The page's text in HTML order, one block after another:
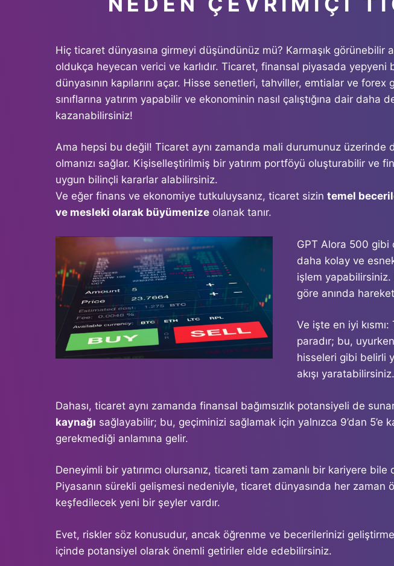
Hiç ticaret dünyasına girmeyi düşündünüz mü? Karmaşık görünebilir
oldukça heyecan verici ve karlıdır. Ticaret, finansal piyasada yepyeni
dünyasının kapılarını açar. Hisse senetleri, tahviller, emtialar ve forex
sınıflarına yatırım yapabilir ve ekonominin nasıl çalıştığına dair daha
kazanabilirsiniz!
Ama hepsi bu değil! Ticaret aynı zamanda mali durumunuz üzerinde
olmanızı sağlar. Kişiselleştirilmiş bir yatırım portföyü oluşturabilir ve
uygun bilinçli kararlar alabilirsiniz.
Ve eğer finans ve ekonomiye tutkuluysanız, ticaret sizin temel
ve mesleki olarak büyümenize olanak tanır.
GPT Alora 500 gibi
daha kolay ve
işlem
göre anında
Ve işte en iyi
paradır; bu,
hisseleri gibi belirli
akışı yaratabilirsiniz.
Dahası, ticaret aynı zamanda finansal bağımsızlık potansiyeli de
kaynağı sağlayabilir; bu, geçiminizi sağlamak için yalnızca 9’dan 5’e
gerekmediği anlamına gelir.
Deneyimli bir yatırımcı olursanız, ticareti tam zamanlı bir kariyere
Piyasanın sürekli gelişmesi nedeniyle, ticaret dünyasında her zaman
keşfedilecek yeni bir şeyler vardır.
Evet, riskler söz konusudur, ancak öğrenme ve becerilerinizi
içinde potansiyel olarak önemli getiriler elde edebilirsiniz.